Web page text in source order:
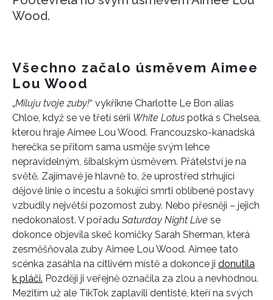
Wood.
Všechno začalo úsměvem Aimee
Lou Wood
„Miluju tvoje zuby!“ vykřikne Charlotte Le Bon alias
Chloe, když se ve třetí sérii White Lotus potká s Chelsea,
kterou hraje Aimee Lou Wood. Francouzsko-kanadská
herečka se přitom sama usměje svým lehce
nepravidelným, šibalským úsměvem. Přátelství je na
světě. Zajímavé je hlavně to, že uprostřed strhující
dějové linie o incestu a šokující smrti oblíbené postavy
vzbudily největší pozornost zuby. Nebo přesněji – jejich
nedokonalost. V pořadu Saturday Night Live se
dokonce objevila skeč komičky Sarah Sherman, která
zesměšňovala zuby Aimee Lou Wood. Aimee tato
scénka zasáhla na citlivém místě a dokonce ji donutila
k pláči. Později ji veřejně označila za zlou a nevhodnou.
Mezitím už ale TikTok zaplavili dentisté, kteří na svých